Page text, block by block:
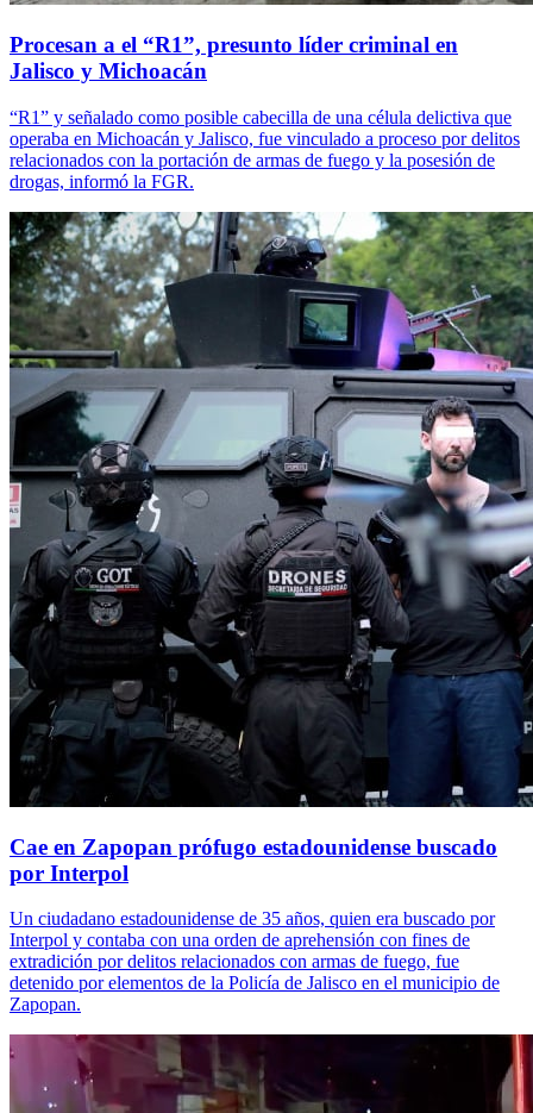
Procesan a el “R1”, presunto líder criminal en
Jalisco y Michoacán
“R1” y señalado como posible cabecilla de una célula delictiva que
operaba en Michoacán y Jalisco, fue vinculado a proceso por delitos
relacionados con la portación de armas de fuego y la posesión de
drogas, informó la FGR.
Cae en Zapopan prófugo estadounidense buscado
por Interpol
Un ciudadano estadounidense de 35 años, quien era buscado por
Interpol y contaba con una orden de aprehensión con fines de
extradición por delitos relacionados con armas de fuego, fue
detenido por elementos de la Policía de Jalisco en el municipio de
Zapopan.